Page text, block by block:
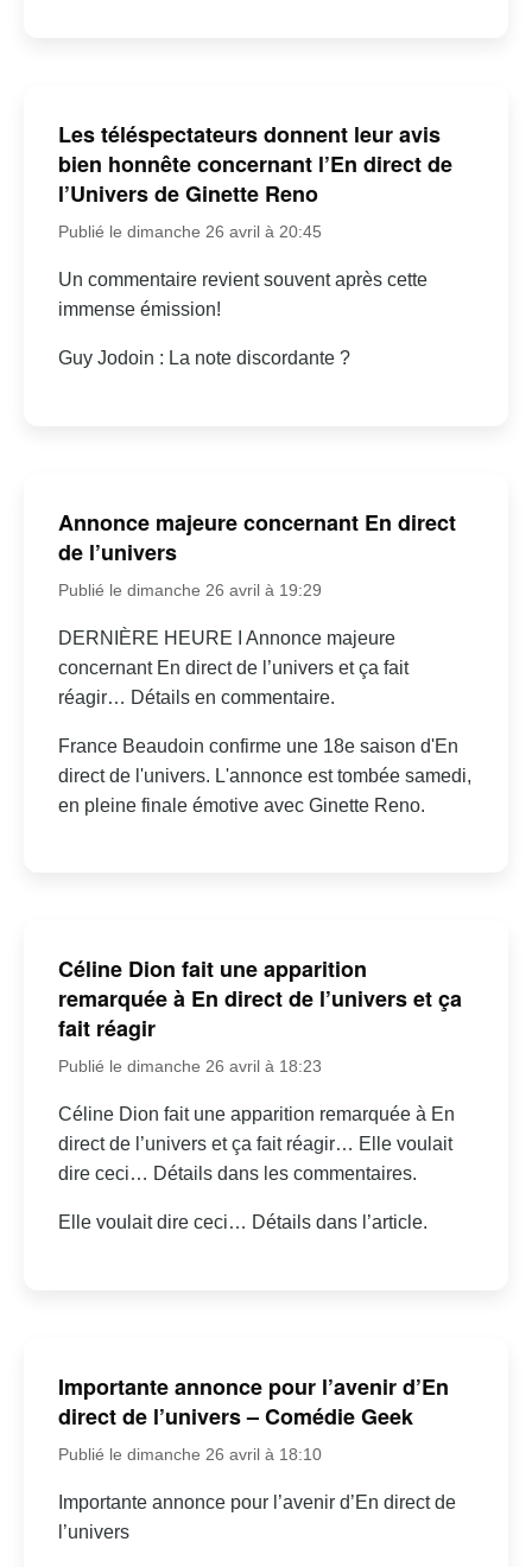
Les téléspectateurs donnent leur avis
bien honnête concernant l’En direct de
l’Univers de Ginette Reno
Publié le dimanche 26 avril à 20:45
Un commentaire revient souvent après cette
immense émission!
Guy Jodoin : La note discordante ?
Annonce majeure concernant En direct
de l’univers
Publié le dimanche 26 avril à 19:29
DERNIÈRE HEURE I Annonce majeure
concernant En direct de l’univers et ça fait
réagir… Détails en commentaire.
France Beaudoin confirme une 18e saison d'En
direct de l'univers. L'annonce est tombée samedi,
en pleine finale émotive avec Ginette Reno.
Céline Dion fait une apparition
remarquée à En direct de l’univers et ça
fait réagir
Publié le dimanche 26 avril à 18:23
Céline Dion fait une apparition remarquée à En
direct de l’univers et ça fait réagir… Elle voulait
dire ceci… Détails dans les commentaires.
Elle voulait dire ceci… Détails dans l’article.
Importante annonce pour l’avenir d’En
direct de l’univers – Comédie Geek
Publié le dimanche 26 avril à 18:10
Importante annonce pour l’avenir d’En direct de
l’univers